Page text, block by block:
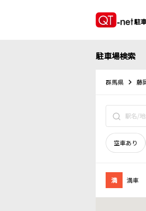
駐
駐車場検索
群馬県 藤
空車あり
満 満車